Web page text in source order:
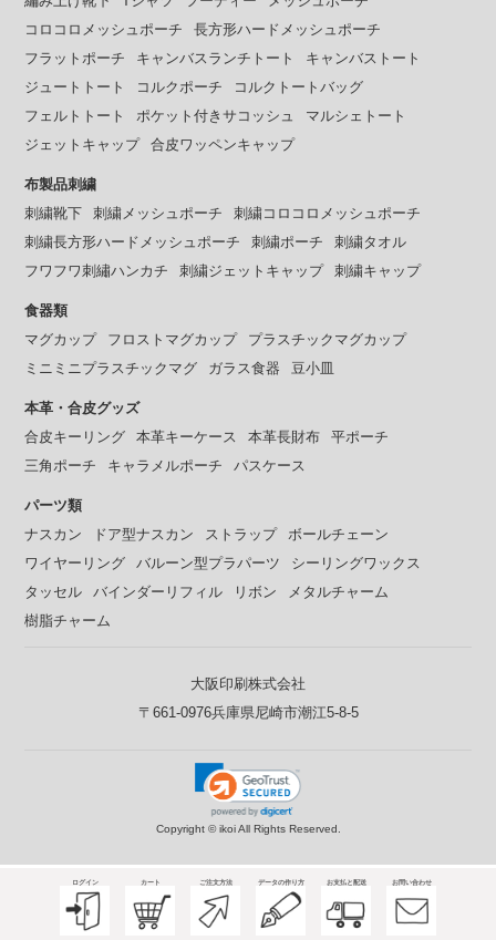
ログイン カート ご注文方法 データの作り方 お支払と配送 お問い合わせ
コロコロメッシュポーチ
長方形ハードメッシュポーチ
フラットポーチ
キャンバスランチトート
キャンバストート
ジュートトート
コルクポーチ
コルクトートバッグ
フェルトトート
ポケット付きサコッシュ
マルシェトート
ジェットキャップ
合皮ワッペンキャップ
布製品刺繍
刺繍靴下
刺繍メッシュポーチ
刺繍コロコロメッシュポーチ
刺繍長方形ハードメッシュポーチ
刺繍ポーチ
刺繍タオル
フワフワ刺繡ハンカチ
刺繍ジェットキャップ 刺繍キャップ
食器類
マグカップ
フロストマグカップ
プラスチックマグカップ
ミニミニプラスチックマグ
ガラス食器 豆小皿
本革・合皮グッズ
合皮キーリング
本革キーケース 本革長財布
平ポーチ
三角ポーチ
キャラメルポーチ パスケース
パーツ類
ナスカン
ドア型ナスカン ストラップ
ボールチェーン
ワイヤーリング
バルーン型プラパーツ
シーリングワックス
タッセル
バインダーリフィル リボン
メタルチャーム
樹脂チャーム
大阪印刷株式会社
〒661-0976兵庫県尼崎市潮江5-8-5
Copyright ©ikoi All Rights Reserved.